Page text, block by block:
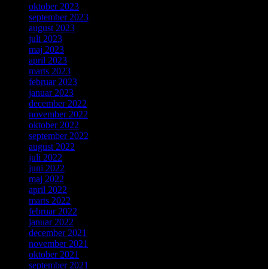
oktober 2023
september 2023
august 2023
juli 2023
maj 2023
april 2023
marts 2023
februar 2023
januar 2023
december 2022
november 2022
oktober 2022
september 2022
august 2022
juli 2022
juni 2022
maj 2022
april 2022
marts 2022
februar 2022
januar 2022
december 2021
november 2021
oktober 2021
september 2021